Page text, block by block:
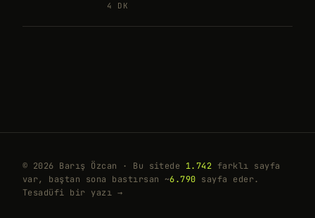
4 DK
© 2026 Barış Özcan · Bu sitede 1.742 farklı sayfa
var, baştan sona bastırsan ~6.790 sayfa eder.
Tesadüfi bir yazı →